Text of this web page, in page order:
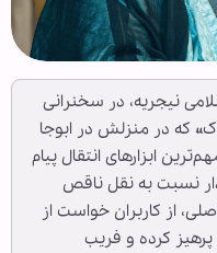
نیجریه، در سخنرانی
که در منزلش در ابوجا
ابزارهای انتقال پیام
نسبت به نقل ناقص
از کاربران خواست از
کرده و فریب